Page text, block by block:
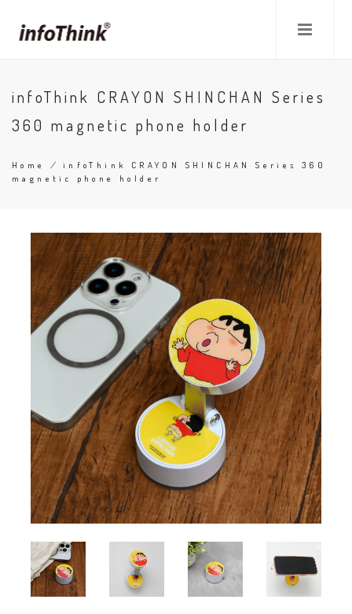
main
infoThink CRAYON SHINCHAN Series
360 magnetic phone holder
Breadcrumb
Home / infoThink CRAYON SHINCHAN Series 360
magnetic phone holder